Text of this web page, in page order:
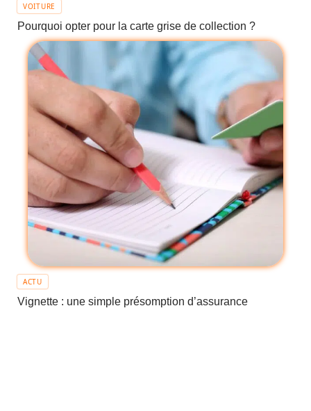
VOITURE
Pourquoi opter pour la carte grise de collection ?
ACTU
Vignette : une simple présomption d’assurance